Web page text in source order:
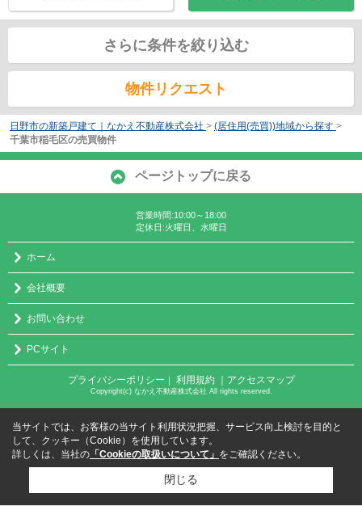
さらに条件を絞り込む
物件リクエスト
日野市の新築戸建て｜なかえ不動産株式会社 > (居住用(売買))地域から探す >
千葉市稲毛区の売買物件
ページトップに戻る
営業時間:10:00～18:00
定休日:火曜日、水曜日
ホーム
会社概要
お問い合わせ
PCサイト
プライバシーポリシー ｜ 利用規約 ｜アクセスマップ
Copyright(c) なかえ不動産株式会社 All rights reserved.
当サイトでは、お客様の当サイト利用状況把握、サービス向上検討を目的と
して、クッキー（Cookie）を使用しています。
詳しくは、当社の 「Cookieの取扱いについて」 をご確認ください。
閉じる